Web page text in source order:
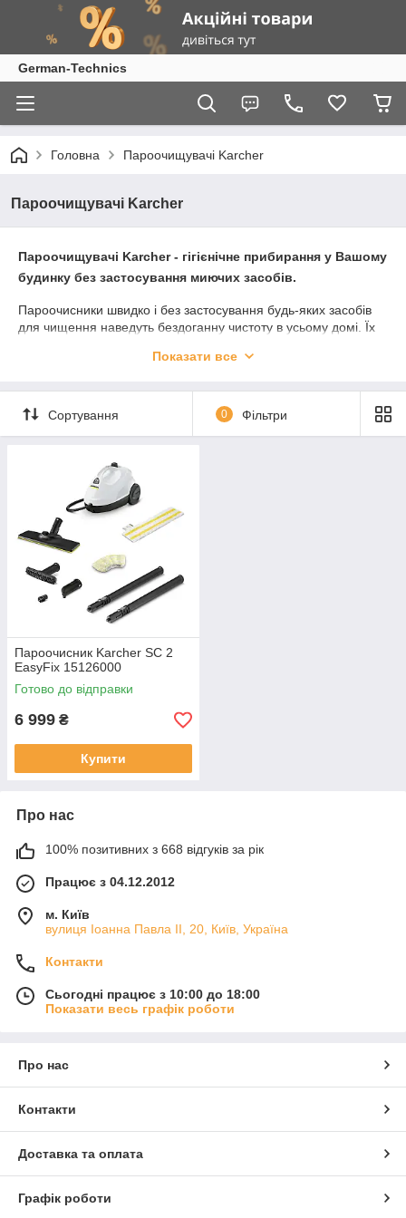
German-Technics
Головна Пароочищувачі Karcher
Пароочищувачі Karcher
Пароочищувачі Karcher - гігієнічне прибирання у Вашому
будинку без застосування миючих засобів.
Пароочисники швидко і без застосування будь-яких засобів
для чищення наведуть бездоганну чистоту в усьому домі. Їх
значить, максимальну гігієнічність і здоровий мікроклімат. Для
побутовий пароочищувач Керхер: для вологого прибирання
підлоги, наведення чистоти на кухні та у ванній або для
Показати все
Сортування 0 Фільтри
Пароочисник Karcher SC 2
EasyFix 15126000
Готово до відправки
6 999 ₴
Купити
Про нас
100% позитивних з 668 відгуків за рік
Працює з 04.12.2012
м. Київ
вулиця Іоанна Павла ІІ, 20, Київ, Україна
Контакти
Сьогодні працює з 10:00 до 18:00
Показати весь графік роботи
Про нас
Контакти
Доставка та оплата
Графік роботи